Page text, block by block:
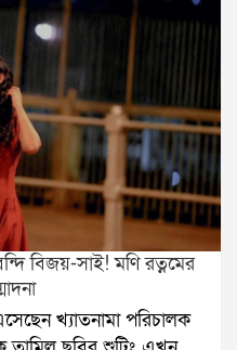
বিজয়-সাই! মণি রত্নমের
খ্যাতনামা পরিচালক